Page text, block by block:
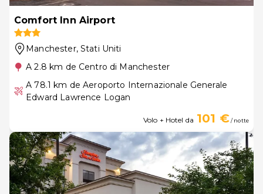
Comfort Inn Airport
Manchester, Stati Uniti
A 2.8 km de Centro di Manchester
A 78.1 km de Aeroporto Internazionale Generale
Edward Lawrence Logan
Volo + Hotel da 101 €/ notte